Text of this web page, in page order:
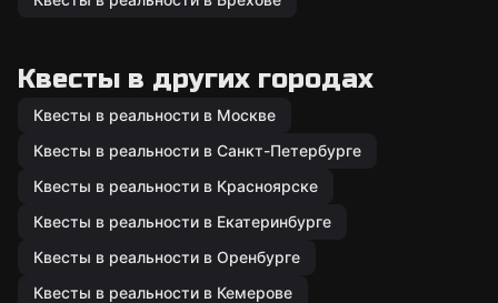
Квесты в других городах
Квесты в реальности в Москве
Квесты в реальности в Санкт-Петербурге
Квесты в реальности в Красноярске
Квесты в реальности в Екатеринбурге
Квесты в реальности в Оренбурге
Квесты в реальности в Кемерове